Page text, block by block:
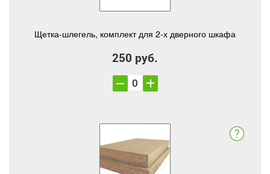
Щетка-шлегель, комплект для 2-х дверного шкафа
250 руб.